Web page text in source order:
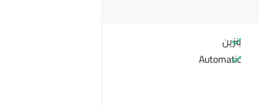
بنزين
Automatic